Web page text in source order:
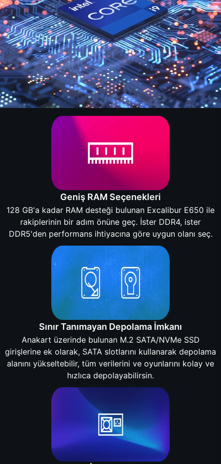
Geniş RAM Seçenekleri
128 GB'a kadar RAM desteği bulunan Excalibur E650 ile
rakiplerinin bir adım önüne geç. İster DDR4, ister
DDR5'den performans ihtiyacına göre uygun olanı seç.
Sınır Tanımayan Depolama İmkanı
Anakart üzerinde bulunan M.2 SATA/NVMe SSD
girişlerine ek olarak, SATA slotlarını kullanarak depolama
alanını yükseltebilir, tüm verilerini ve oyunlarını kolay ve
hızlıca depolayabilirsin.